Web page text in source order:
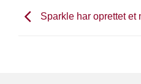
Sparkle har oprettet et